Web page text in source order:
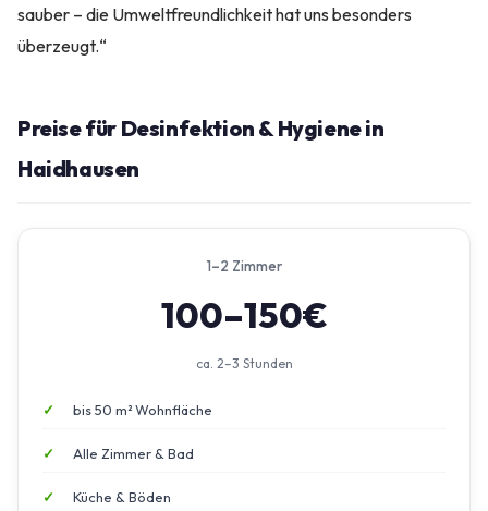
sauber – die Umweltfreundlichkeit hat uns besonders
überzeugt.“
Preise für Desinfektion & Hygiene in
Haidhausen
1–2 Zimmer
100–150€
ca. 2–3 Stunden
bis 50 m² Wohnfläche
Alle Zimmer & Bad
Küche & Böden